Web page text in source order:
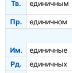
Тв. единичным
Пр. единичном
Им.
единичные
Рд.
единичных